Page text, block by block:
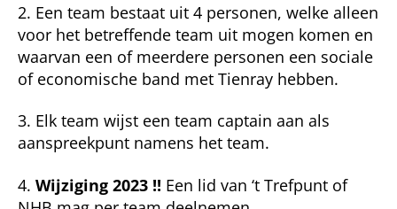
2. Een team bestaat uit 4 personen, welke alleen
voor het betreffende team uit mogen komen en
waarvan een of meerdere personen een sociale
of economische band met Tienray hebben.
3. Elk team wijst een team captain aan als
aanspreekpunt namens het team.
4. Wijziging 2023 !! Een lid van ‘t Trefpunt of